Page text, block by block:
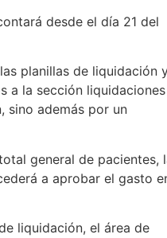
desde el día 21 del
planillas de liquidación
a la sección liquidaciones
sino además por un
general de pacientes,
a aprobar el gasto
liquidación, el área de